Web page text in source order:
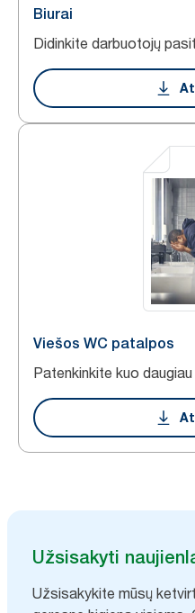
Biurai
Didinkite darbuotojų
Viešos WC patalpos
Patenkinkite kuo
Užsisakyti
Užsisakykite mūsų